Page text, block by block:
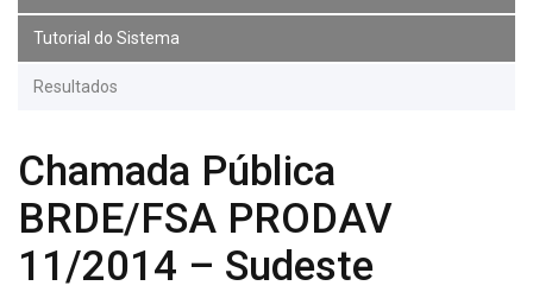
Tutorial do Sistema
Resultados
Chamada Pública
BRDE/FSA PRODAV
11/2014 – Sudeste